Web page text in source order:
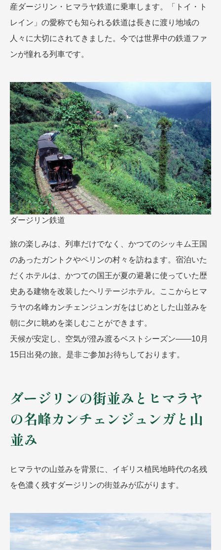
“知究”紀行
GRAND'EX
夢の休日 | 海外旅行
美術鑑賞
ヨーロッパの田舎（村・町）
名門・名物ホテルに泊まる
特別企画
グルメ
リゾート
一都市滞在
お祭り・イベント
絶景
日系航空会社で行く
世界遺産を訪れる
1度は見てみたい遺跡
野生動物に出合う
オーロラ
クルーズ
音楽鑑賞
名画鑑賞
お花・紅葉
ハイキング・トレッキング
専任ガイド・講師同行の旅
ラ・プルミエール（エールフランス
航空）
目的・テーマから探す
紅葉
ラグジュアリーバスでめぐる
ガンツウ
ななつ星in九州
TWILIGHT EXPRESS 瑞風
美食・旬の味覚を味わう
アドベンチャーツーリズム・ウォー
キング
観光列車
島旅
芸術鑑賞（美術、音楽）・講師同行
の旅
産ダージリン・ヒマラヤ鉄道に乗車します。「トイ・ト
レイン」の愛称でも知られる鉄道は長きに渡り地域の
人々に大切にされてきました。今では世界中の鉄道ファ
ンが憧れる列車です。
ダージリン鉄道
旅の楽しみは、列車だけでなく、かつてのシッキム王国
のあったガントクやペリンの村々を訪ねます。宿泊いた
だくホテルは、かつての国王が夏の避暑に使っていた歴
史ある建物を改装したヘリテージホテル。ここからヒマ
ラヤの名峰カンチェンジュンガをはじめとした山並みを
朝に夕に眺めを楽しむことができます。
天候が安定し、空気が澄み渡るベストシーズン――10月
15日出発の旅。是非ご参加お待ちしております。
ダージリンの街並みとヒマラヤ
の名峰カンチェンジュンガと山
並み
ヒマラヤの山並みを背景に、イギリス植民地時代の名残
を色濃く残すダージリンの街並みが広がります。